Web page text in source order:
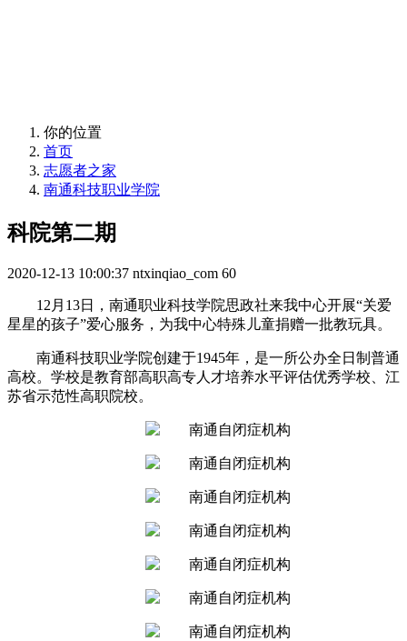
你的位置
首页
志愿者之家
南通科技职业学院
科院第二期
2020-12-13 10:00:37 ntxinqiao_com 60
12月13日，南通职业科技学院思政社来我中心开展“关爱
星星的孩子”爱心服务，为我中心特殊儿童捐赠一批教玩具。
南通科技职业学院创建于1945年，是一所公办全日制普通
高校。学校是教育部高职高专人才培养水平评估优秀学校、江
苏省示范性高职院校。